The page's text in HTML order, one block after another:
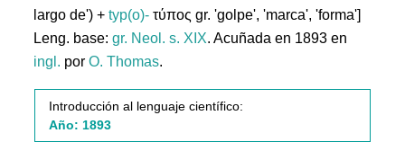
largo de') +typ(o)- τύπος gr. 'golpe', 'marca', 'forma']
Leng. base:gr. Neol. s. XIX. Acuñada en 1893 en
ingl. porO. Thomas.
Introducción al lenguaje científico:
Año: 1893